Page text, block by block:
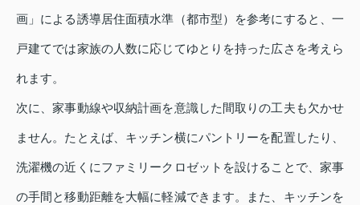
画」による誘導居住面積水準（都市型）を参考にすると、一
戸建てでは家族の人数に応じてゆとりを持った広さを考えら
れます。
次に、家事動線や収納計画を意識した間取りの工夫も欠かせ
ません。たとえば、キッチン横にパントリーを配置したり、
洗濯機の近くにファミリークロゼットを設けることで、家事
の手間と移動距離を大幅に軽減できます。また、キッチンを